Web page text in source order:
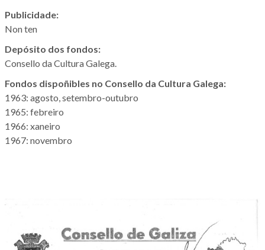
Publicidade:
Non ten
Depósito dos fondos:
Consello da Cultura Galega.
Fondos dispoñibles no Consello da Cultura Galega:
1963: agosto, setembro-outubro
1965: febreiro
1966: xaneiro
1967: novembro